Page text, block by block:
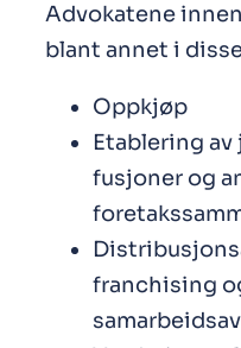
Advokatene
blant annet i
Oppkjøp
Etablering
fusjoner og
franchising